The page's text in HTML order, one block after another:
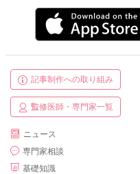
記事制作への取り組み
監修医師・専門家一覧
ニュース
専門家相談
基礎知識